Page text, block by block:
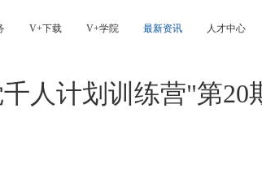
V+下载 V+学院 最新资讯 人才中心
人计划训练营"第20